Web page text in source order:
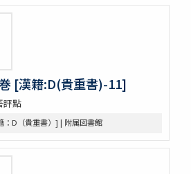
十五巻一百十五回
[漢籍:D(貴重書)-11]
評點
D（貴重書）] | 附属図書館